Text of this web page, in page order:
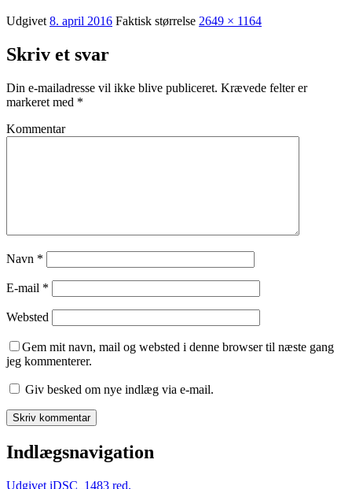
Udgivet 8. april 2016 Faktisk størrelse 2649 × 1164
Skriv et svar
Din e-mailadresse vil ikke blive publiceret. Krævede felter er
markeret med *
Kommentar
Navn *
E-mail *
Websted
Gem mit navn, mail og websted i denne browser til næste gang
jeg kommenterer.
Giv besked om nye indlæg via e-mail.
Indlægsnavigation
Udgivet iDSC_1483 red.